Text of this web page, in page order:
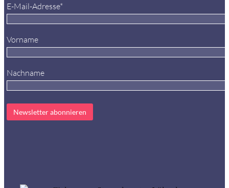
E-Mail-Adresse*
Vorname
Nachname